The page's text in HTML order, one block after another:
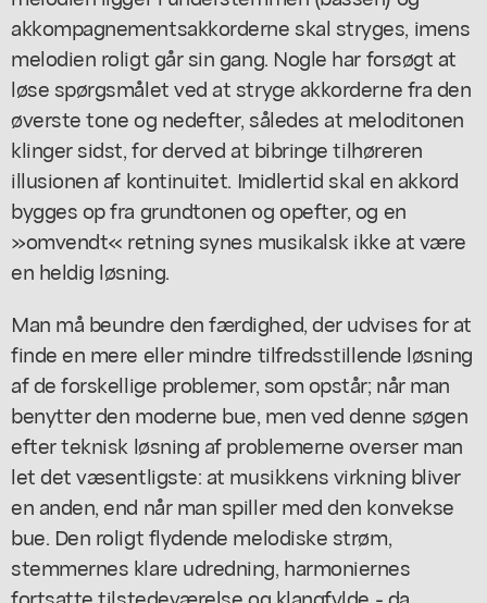
akkompagnementsakkorderne skal stryges, imens
melodien roligt går sin gang. Nogle har forsøgt at
løse spørgsmålet ved at stryge akkorderne fra den
øverste tone og nedefter, således at meloditonen
klinger sidst, for derved at bibringe tilhøreren
illusionen af kontinuitet. Imidlertid skal en akkord
bygges op fra grundtonen og opefter, og en
»omvendt« retning synes musikalsk ikke at være
en heldig løsning.
Man må beundre den færdighed, der udvises for at
finde en mere eller mindre tilfredsstillende løsning
af de forskellige problemer, som opstår; når man
benytter den moderne bue, men ved denne søgen
efter teknisk løsning af problemerne overser man
let det væsentligste: at musikkens virkning bliver
en anden, end når man spiller med den konvekse
bue. Den roligt flydende melodiske strøm,
stemmernes klare udredning, harmoniernes
fortsatte tilstedeværelse og klangfylde - da